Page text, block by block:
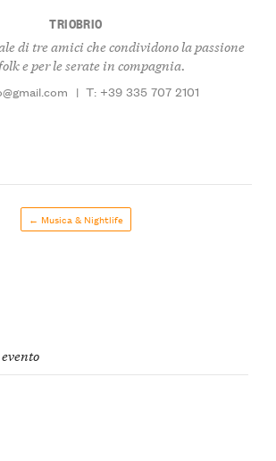
TRIOBRIO
di tre amici che condividono la passione
e per le serate in compagnia.
| T: +39 335 707 2101
← Musica & Nightlife